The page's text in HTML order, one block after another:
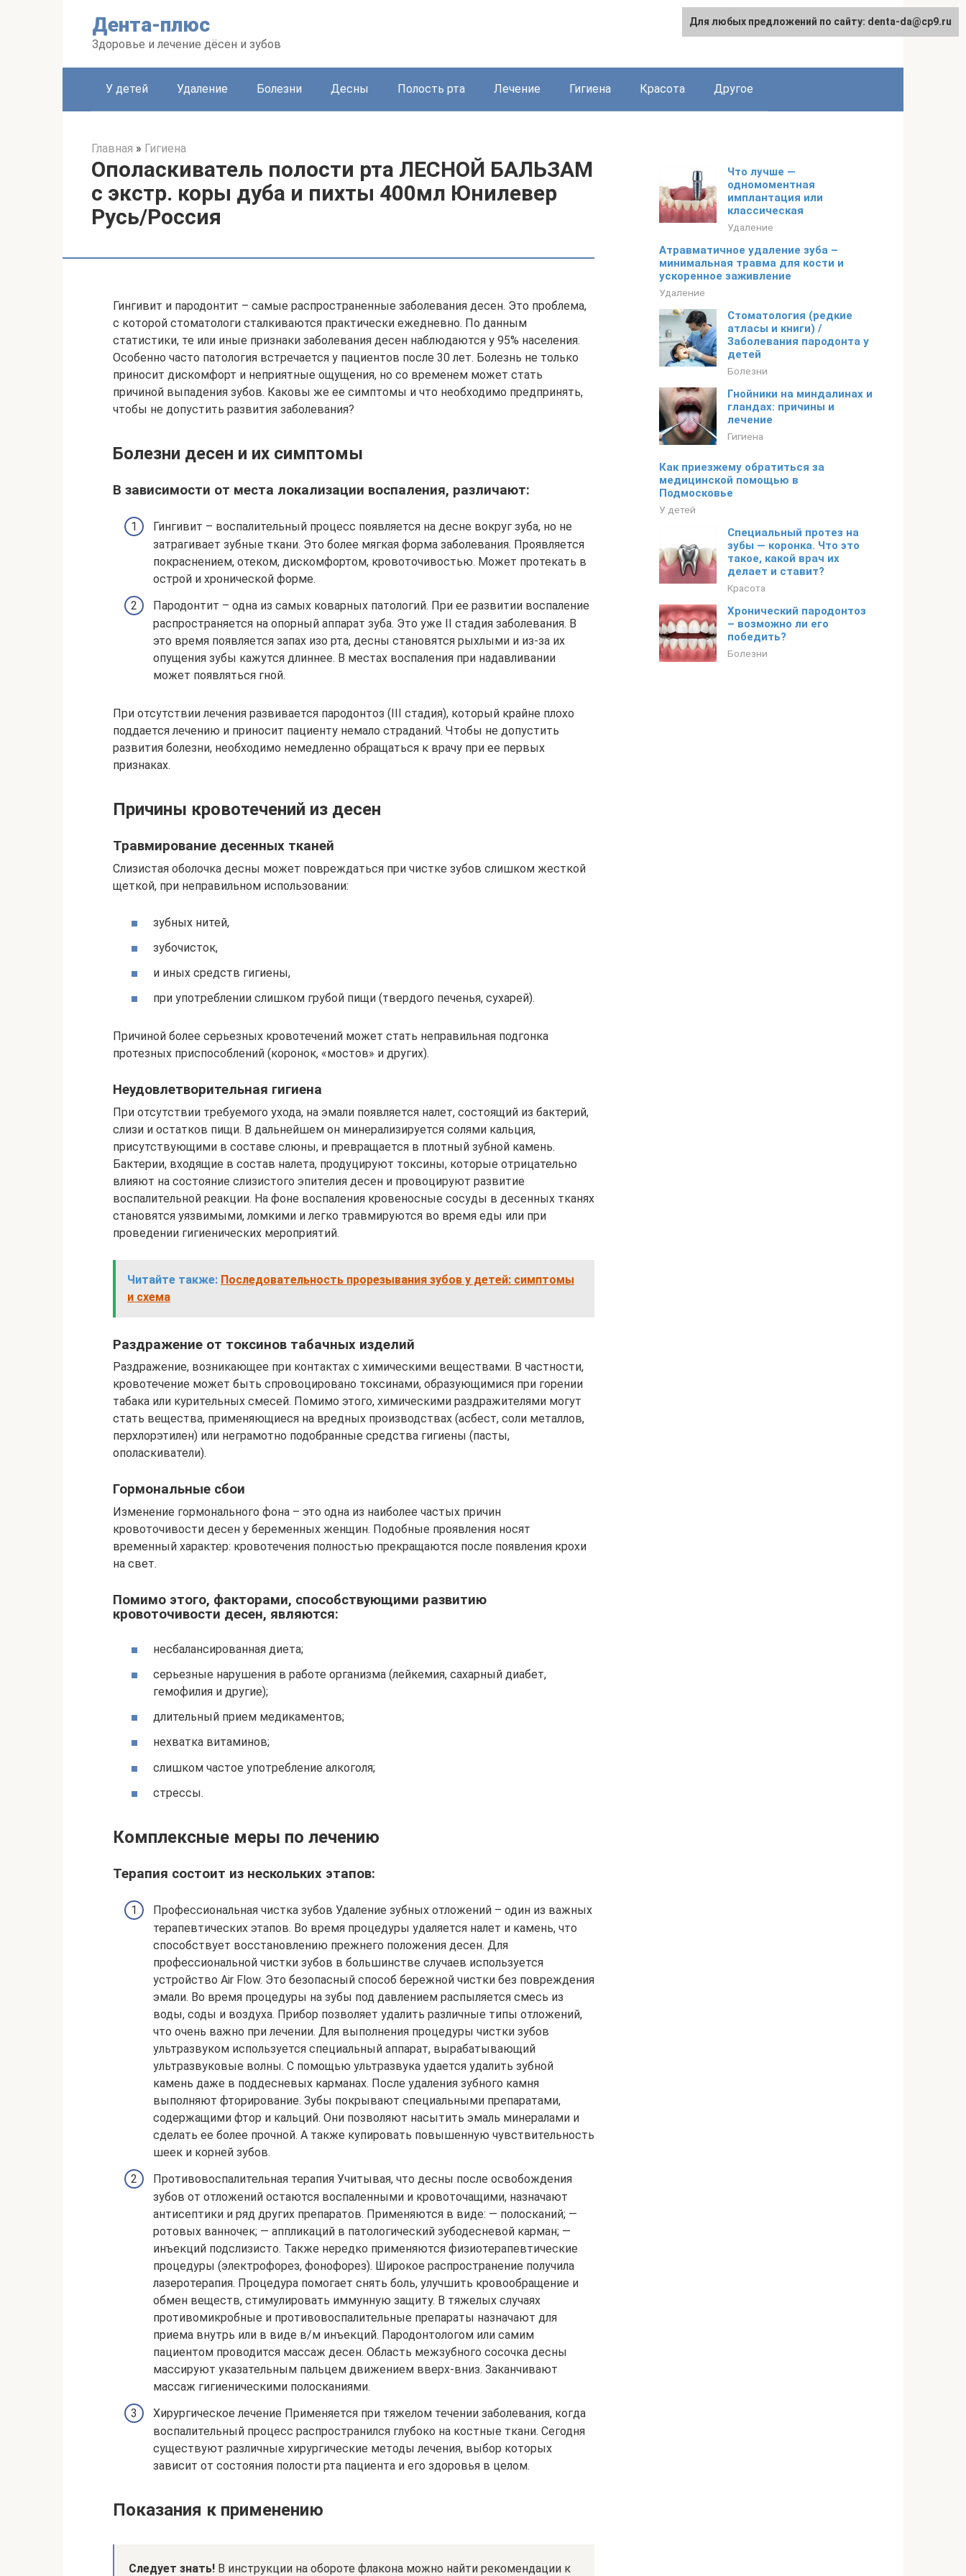
Дента-плюс
Здоровье и лечение дёсен и зубов
У детей Удаление Болезни Десны Полость рта Лечение Гигиена Красота Другое
Главная » Гигиена
Ополаскиватель полости рта ЛЕСНОЙ БАЛЬЗАМ
с экстр. коры дуба и пихты 400мл Юнилевер
Русь/Россия
Гингивит и пародонтит – самые распространенные заболевания десен. Это проблема,
с которой стоматологи сталкиваются практически ежедневно. По данным
статистики, те или иные признаки заболевания десен наблюдаются у 95% населения.
Особенно часто патология встречается у пациентов после 30 лет. Болезнь не только
приносит дискомфорт и неприятные ощущения, но со временем может стать
причиной выпадения зубов. Каковы же ее симптомы и что необходимо предпринять,
чтобы не допустить развития заболевания?
Болезни десен и их симптомы
В зависимости от места локализации воспаления, различают:
Гингивит – воспалительный процесс появляется на десне вокруг зуба, но не
затрагивает зубные ткани. Это более мягкая форма заболевания. Проявляется
покраснением, отеком, дискомфортом, кровоточивостью. Может протекать в
острой и хронической форме.
Пародонтит – одна из самых коварных патологий. При ее развитии воспаление
распространяется на опорный аппарат зуба. Это уже II стадия заболевания. В
это время появляется запах изо рта, десны становятся рыхлыми и из-за их
опущения зубы кажутся длиннее. В местах воспаления при надавливании
может появляться гной.
При отсутствии лечения развивается пародонтоз (III стадия), который крайне плохо
поддается лечению и приносит пациенту немало страданий. Чтобы не допустить
развития болезни, необходимо немедленно обращаться к врачу при ее первых
признаках.
Причины кровотечений из десен
Травмирование десенных тканей
Слизистая оболочка десны может повреждаться при чистке зубов слишком жесткой
щеткой, при неправильном использовании:
зубных нитей,
зубочисток,
и иных средств гигиены,
при употреблении слишком грубой пищи (твердого печенья, сухарей).
Причиной более серьезных кровотечений может стать неправильная подгонка
протезных приспособлений (коронок, «мостов» и других).
Неудовлетворительная гигиена
При отсутствии требуемого ухода, на эмали появляется налет, состоящий из бактерий,
слизи и остатков пищи. В дальнейшем он минерализируется солями кальция,
присутствующими в составе слюны, и превращается в плотный зубной камень.
Бактерии, входящие в состав налета, продуцируют токсины, которые отрицательно
влияют на состояние слизистого эпителия десен и провоцируют развитие
воспалительной реакции. На фоне воспаления кровеносные сосуды в десенных тканях
становятся уязвимыми, ломкими и легко травмируются во время еды или при
проведении гигиенических мероприятий.
Читайте также: Последовательность прорезывания зубов у детей: симптомы
и схема
Раздражение от токсинов табачных изделий
Раздражение, возникающее при контактах с химическими веществами. В частности,
кровотечение может быть спровоцировано токсинами, образующимися при горении
табака или курительных смесей. Помимо этого, химическими раздражителями могут
стать вещества, применяющиеся на вредных производствах (асбест, соли металлов,
перхлорэтилен) или неграмотно подобранные средства гигиены (пасты,
ополаскиватели).
Гормональные сбои
Изменение гормонального фона – это одна из наиболее частых причин
кровоточивости десен у беременных женщин. Подобные проявления носят
временный характер: кровотечения полностью прекращаются после появления крохи
на свет.
Помимо этого, факторами, способствующими развитию
кровоточивости десен, являются:
несбалансированная диета;
серьезные нарушения в работе организма (лейкемия, сахарный диабет,
гемофилия и другие);
длительный прием медикаментов;
нехватка витаминов;
слишком частое употребление алкоголя;
стрессы.
Комплексные меры по лечению
Терапия состоит из нескольких этапов:
Профессиональная чистка зубов Удаление зубных отложений – один из важных
терапевтических этапов. Во время процедуры удаляется налет и камень, что
способствует восстановлению прежнего положения десен. Для
профессиональной чистки зубов в большинстве случаев используется
устройство Air Flow. Это безопасный способ бережной чистки без повреждения
эмали. Во время процедуры на зубы под давлением распыляется смесь из
воды, соды и воздуха. Прибор позволяет удалить различные типы отложений,
что очень важно при лечении. Для выполнения процедуры чистки зубов
ультразвуком используется специальный аппарат, вырабатывающий
ультразвуковые волны. С помощью ультразвука удается удалить зубной
камень даже в поддесневых карманах. После удаления зубного камня
выполняют фторирование. Зубы покрывают специальными препаратами,
содержащими фтор и кальций. Они позволяют насытить эмаль минералами и
сделать ее более прочной. А также купировать повышенную чувствительность
шеек и корней зубов.
Противовоспалительная терапия Учитывая, что десны после освобождения
зубов от отложений остаются воспаленными и кровоточащими, назначают
антисептики и ряд других препаратов. Применяются в виде: — полосканий; —
ротовых ванночек; — аппликаций в патологический зубодесневой карман; —
инъекций подслизисто. Также нередко применяются физиотерапевтические
процедуры (электрофорез, фонофорез). Широкое распространение получила
лазеротерапия. Процедура помогает снять боль, улучшить кровообращение и
обмен веществ, стимулировать иммунную защиту. В тяжелых случаях
противомикробные и противовоспалительные препараты назначают для
приема внутрь или в виде в/м инъекций. Пародонтологом или самим
пациентом проводится массаж десен. Область межзубного сосочка десны
массируют указательным пальцем движением вверх-вниз. Заканчивают
массаж гигиеническими полосканиями.
Хирургическое лечение Применяется при тяжелом течении заболевания, когда
воспалительный процесс распространился глубоко на костные ткани. Сегодня
существуют различные хирургические методы лечения, выбор которых
зависит от состояния полости рта пациента и его здоровья в целом.
Показания к применению
Следует знать! В инструкции на обороте флакона можно найти рекомендации к
Что лучше —
одномоментная
имплантация или
классическая
Удаление
Атравматичное удаление зуба –
минимальная травма для кости и
ускоренное заживление
Удаление
Стоматология (редкие
атласы и книги) /
Заболевания пародонта у
детей
Болезни
Гнойники на миндалинах и
гландах: причины и
лечение
Гигиена
Как приезжему обратиться за
медицинской помощью в
Подмосковье
У детей
Специальный протез на
зубы — коронка. Что это
такое, какой врач их
делает и ставит?
Красота
Хронический пародонтоз
– возможно ли его
победить?
Болезни
Для любых предложений по сайту: denta-da@cp9.ru